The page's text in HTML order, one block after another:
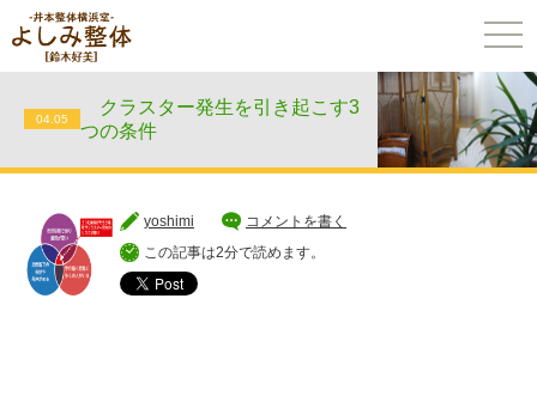
04.05
クラスター発生を引き起こす3
つの条件
yoshimi
コメントを書く
この記事は2分で読めます。